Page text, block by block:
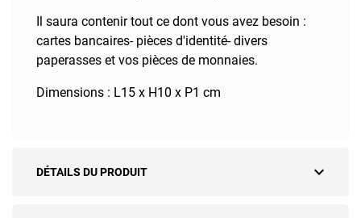
Il saura contenir tout ce dont vous avez besoin :
cartes bancaires- pièces d'identité- divers
paperasses et vos pièces de monnaies.
Dimensions : L15 x H10 x P1 cm
expand_more
DÉTAILS DU PRODUIT